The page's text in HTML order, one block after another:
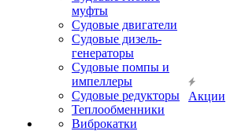
муфты
Судовые двигатели
Судовые дизель-
генераторы
Судовые помпы и
импеллеры
Судовые редукторы
Теплообменники
Виброкатки
Акции